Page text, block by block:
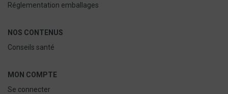
Réglementation emballages
NOS CONTENUS
Conseils santé
MON COMPTE
Se connecter